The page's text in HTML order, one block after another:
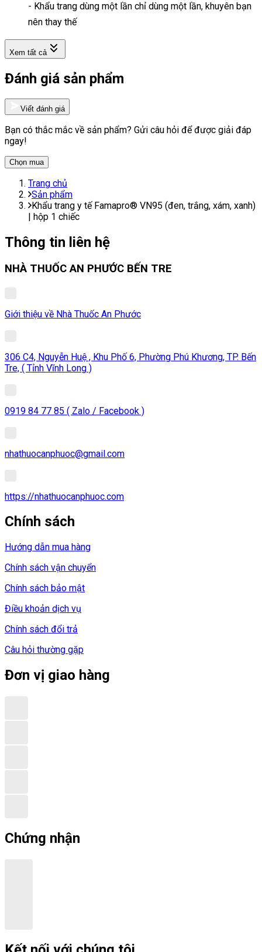
- Khẩu trang dùng một lần chỉ dùng một lần, khuyên bạn
nên thay thế
Xem tất cả
Đánh giá sản phẩm
Viết đánh giá
Bạn có thắc mắc về sản phẩm? Gửi câu hỏi để được giải đáp
ngay!
Chọn mua
Trang chủ
Sản phẩm
Khẩu trang y tế Famapro® VN95 (đen, trắng, xám, xanh)
| hộp 1 chiếc
Thông tin liên hệ
NHÀ THUỐC AN PHƯỚC BẾN TRE
Giới thiệu về Nhà Thuốc An Phước
306 C4, Nguyễn Huệ , Khu Phố 6, Phường Phú Khương, TP. Bến
Tre, ( Tỉnh Vĩnh Long )
0919 84 77 85 ( Zalo / Facebook )
nhathuocanphuoc@gmail.com
https://nhathuocanphuoc.com
Chính sách
Hướng dẫn mua hàng
Chính sách vận chuyển
Chính sách bảo mật
Điều khoản dịch vụ
Chính sách đổi trả
Câu hỏi thường gặp
Đơn vị giao hàng
Chứng nhận